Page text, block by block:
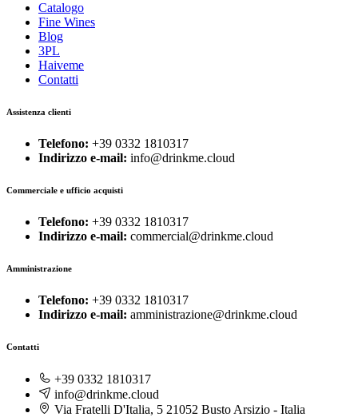
Catalogo
Fine Wines
Blog
3PL
Haiveme
Contatti
Assistenza clienti
Telefono: +39 0332 1810317
Indirizzo e-mail: info@drinkme.cloud
Commerciale e ufficio acquisti
Telefono: +39 0332 1810317
Indirizzo e-mail: commercial@drinkme.cloud
Amministrazione
Telefono: +39 0332 1810317
Indirizzo e-mail: amministrazione@drinkme.cloud
Contatti
+39 0332 1810317
info@drinkme.cloud
Via Fratelli D'Italia, 5 21052 Busto Arsizio - Italia